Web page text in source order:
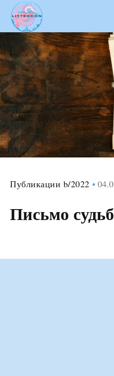
LITTERcon
Публикации b/2022
Письмо